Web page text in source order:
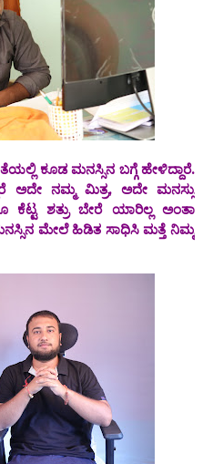
ಮನಸ್ಸಿನ ಬಗ್ಗೆ ಹೇಳಿದ್ದಾರೆ.
ಅದೇ ನಮ್ಮ ಮಿತ್ರ, ಅದೇ ಮನಸ್ಸು
ಕೆಟ್ಟ ಶತ್ರು ಬೇರೆ ಯಾರಿಲ್ಲ ಅಂತಾ
ಮೇಲೆ ಹಿಡಿತ ಸಾಧಿಸಿ ಮತ್ತೆ ನಿಮ್ಮ